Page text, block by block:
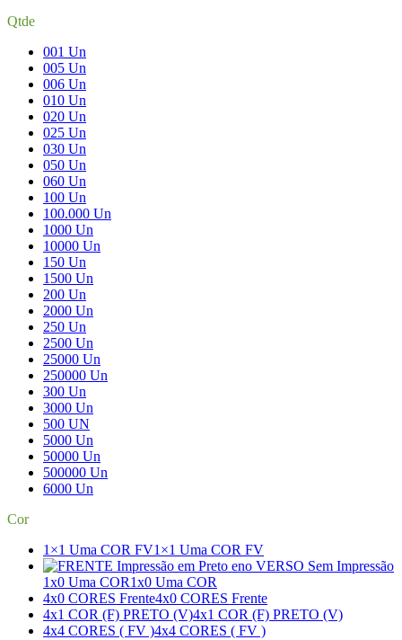
Qtde
001 Un
005 Un
006 Un
010 Un
020 Un
025 Un
030 Un
050 Un
060 Un
100 Un
100.000 Un
1000 Un
10000 Un
150 Un
1500 Un
200 Un
2000 Un
250 Un
2500 Un
25000 Un
250000 Un
300 Un
3000 Un
500 UN
5000 Un
50000 Un
500000 Un
6000 Un
Cor
1×1 Uma COR FV1×1 Uma COR FV
1x0 Uma COR1x0 Uma COR
4x0 CORES Frente4x0 CORES Frente
4x1 COR (F) PRETO (V)4x1 COR (F) PRETO (V)
4x4 CORES ( FV )4x4 CORES ( FV )